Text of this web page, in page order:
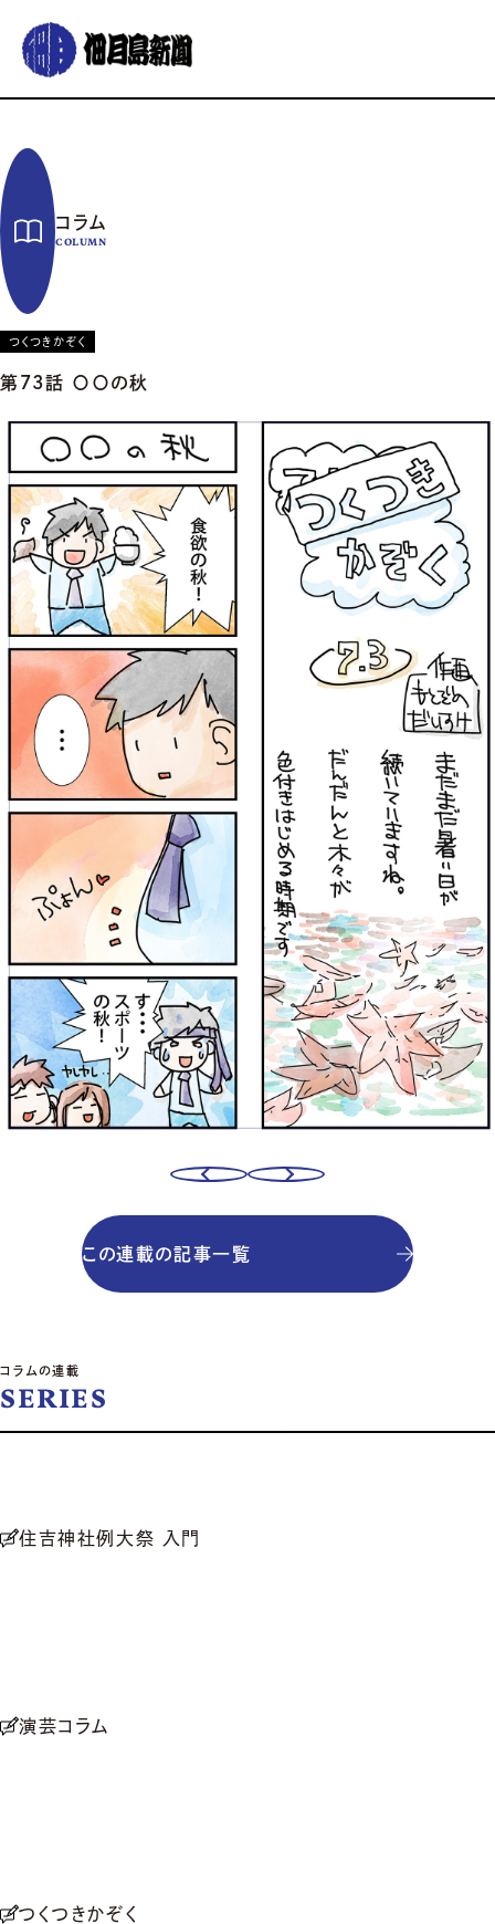
グルメ おでかけ 暮らす
佃月島新聞の紹介
お知らせ
つくつきかぞく
第73話 〇〇の秋
コラム
COLUMN
この連載の記事一覧
コラムの連載
SERIES
住吉神社例大祭 入門
演芸コラム
つくつきかぞく